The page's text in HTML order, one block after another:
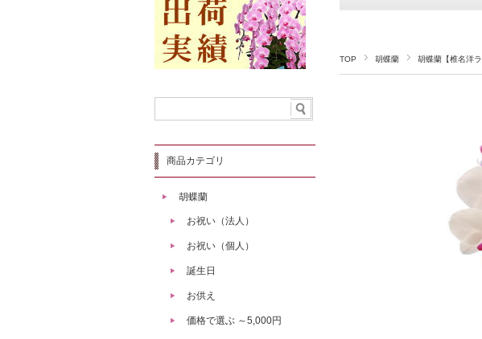
TOP 胡蝶蘭 胡蝶蘭【椎名洋ラ
商品カテゴリ
胡蝶蘭
お祝い（法人）
お祝い（個人）
誕生日
お供え
価格で選ぶ ～5,000円